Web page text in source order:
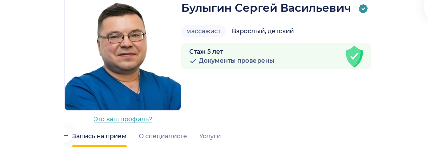
Это ваш профиль?
Булыгин Сергей Васильевич
массажист Взрослый, детский
Стаж 5 лет
Документы проверены
Запись на приём О специалисте Услуги